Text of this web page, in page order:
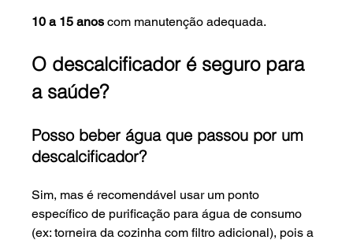
10 a 15 anos com manutenção adequada.
O descalcificador é seguro para
a saúde?
Posso beber água que passou por um
descalcificador?
Sim, mas é recomendável usar um ponto
específico de purificação para água de consumo
(ex: torneira da cozinha com filtro adicional), pois a